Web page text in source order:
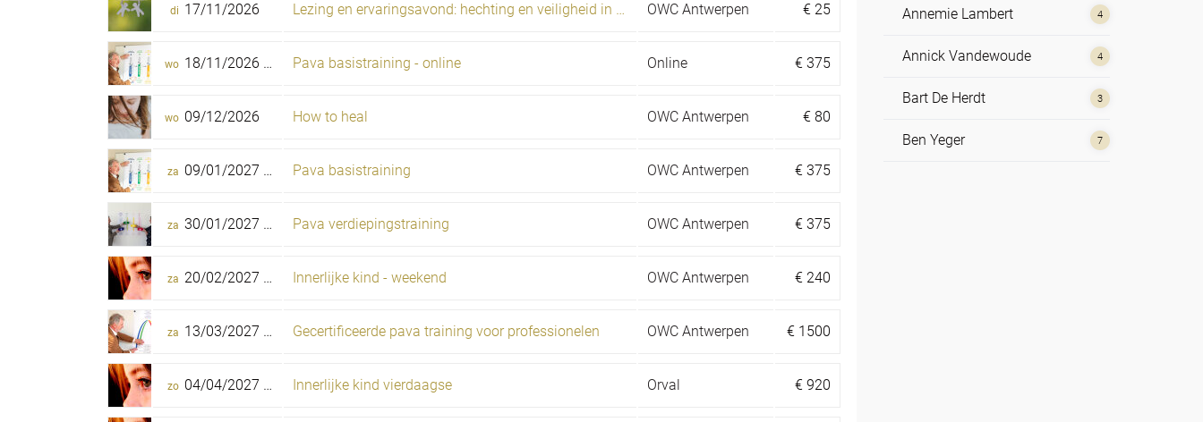
di 17/11/2026 Lezing en ervaringsavond: hechting en veiligheid in relatie > relatie OWC Antwerpen € 25
wo 18/11/2026 - 16/12/2026
Pava basistraining - online Online € 375
wo 09/12/2026 How to heal OWC Antwerpen € 80
za 09/01/2027 - 23/01/2027
Pava basistraining OWC Antwerpen € 375
za 30/01/2027 - 27/02/2027
Pava verdiepingstraining OWC Antwerpen € 375
za 20/02/2027 - 21/02/2027
Innerlijke kind - weekend OWC Antwerpen € 240
za 13/03/2027 - 27/06/2027
Gecertificeerde pava training voor professionelen OWC Antwerpen € 1500
zo 04/04/2027 - 08/04/2027
Innerlijke kind vierdaagse Orval € 920
Annemie Lambert 4
Annick Vandewoude 4
Bart De Herdt 3
Ben Yeger 7